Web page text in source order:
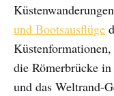
und Bootsausflüge
die Römerbrücke in
und das Weltrand-